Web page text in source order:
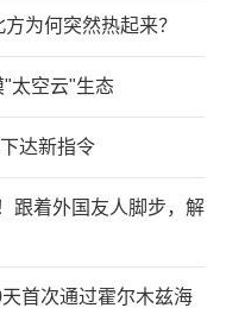
为何突然热起来？
"太空云"生态
达新指令
跟着外国友人脚步，解
首次通过霍尔木兹海